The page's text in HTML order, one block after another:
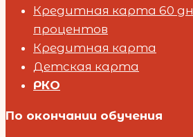
Кредитная карта 60
процентов
Кредитная карта
Детская карта
РКО
По окончании обучения